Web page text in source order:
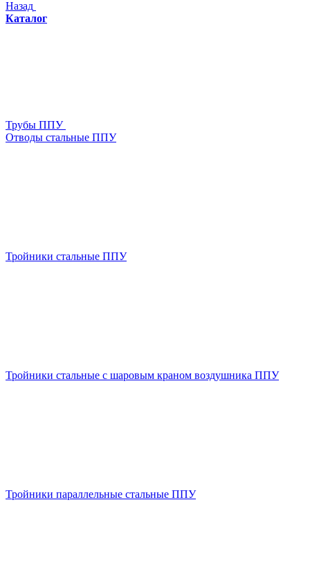
Назад
Каталог
Трубы ППУ
Отводы стальные ППУ
Тройники стальные ППУ
Тройники стальные с шаровым краном воздушника ППУ
Тройники параллельные стальные ППУ